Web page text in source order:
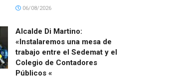
06/08/2026
Alcalde Di Martino:
«Instalaremos una mesa de
trabajo entre el Sedemat y el
Colegio de Contadores
Públicos «